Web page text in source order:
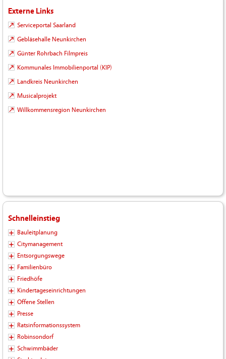
Externe Links
Serviceportal Saarland
Gebläsehalle Neunkirchen
Günter Rohrbach Filmpreis
Kommunales Immobilienportal (KIP)
Landkreis Neunkirchen
Musicalprojekt
Willkommensregion Neunkirchen
Schnelleinstieg
Bauleitplanung
Citymanagement
Entsorgungswege
Familienbüro
Friedhöfe
Kindertageseinrichtungen
Offene Stellen
Presse
Ratsinformationssystem
Robinsondorf
Schwimmbäder